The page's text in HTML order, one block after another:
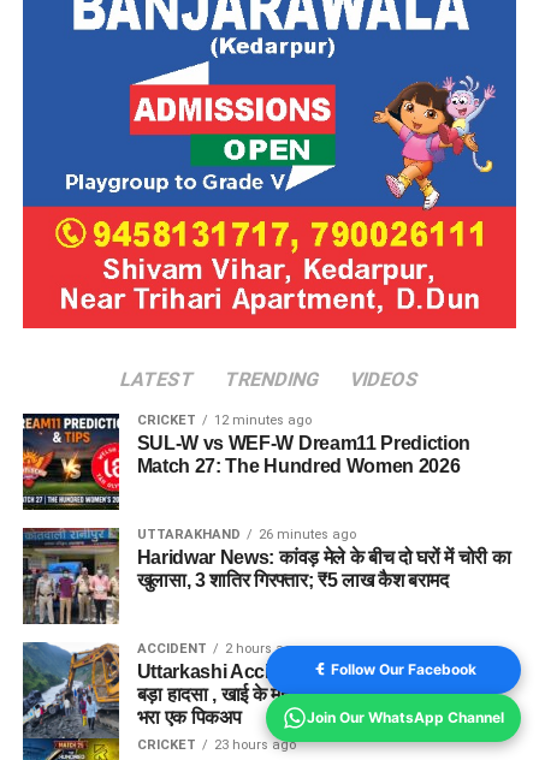
LATEST TRENDING VIDEOS
CRICKET 12 minutes ago
SUL-W vs WEF-W Dream11 Prediction
Match 27: The Hundred Women 2026
UTTARAKHAND 26 minutes ago
Haridwar News: कांवड़ मेले के बीच दो घरों में चोरी का
खुलासा, 3 शातिर गिरफ्तार; ₹5 लाख कैश बरामद
ACCIDENT 2 hours ago
Uttarkashi Accident News : गंगोत्री हाईवे पर टला
बड़ा हादसा , खाई के मुहाने पर अटका कांवड़ यात्रियों से
भरा एक पिकअप
CRICKET 23 hours ago
Follow Our Facebook
Join Our WhatsApp Channel